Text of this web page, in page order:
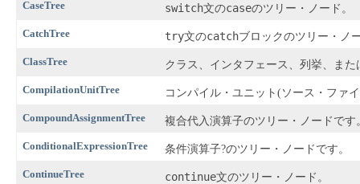
CaseTree switch文のcaseのツリー・ノード。
CatchTree try文のcatchブロックのツリー・ノ
ClassTree クラス、インタフェース、列挙、ま
CompilationUnitTree コンパイル・ユニット(ソース・ファ
CompoundAssignmentTree 複合代入演算子のツリー・ノードです
ConditionalExpressionTree 条件演算子?のツリー・ノードです。
ContinueTree continue文のツリー・ノード。